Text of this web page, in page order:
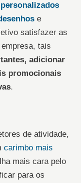
personalizados
e
satisfazer as
tais
adicionar
promocionais
.
de atividade,
carimbo mais
mais cara pelo
para os